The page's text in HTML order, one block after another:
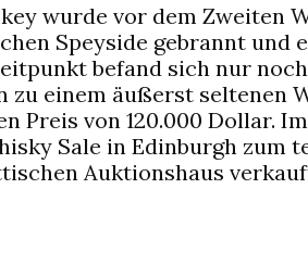
wurde vor dem Zweiten
Speyside gebrannt und
befand sich nur
zu einem äußerst seltenen
Preis von 120.000 Dollar.
Sale in Edinburgh zum
Auktionshaus